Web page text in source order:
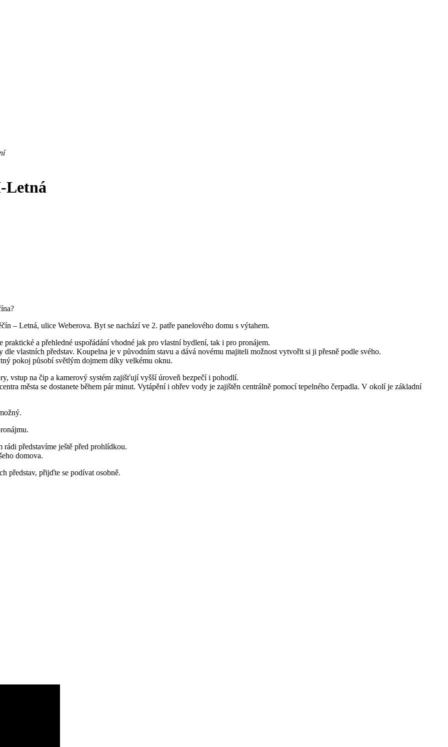
Letná
– Letná, ulice Weberova. Byt se nachází ve 2. patře panelového domu s výtahem.
a přehledné uspořádání vhodné jak pro vlastní bydlení, tak i pro pronájem.
vlastních představ. Koupelna je v původním stavu a dává novému majiteli možnost vytvořit si ji přesně podle svého.
pokoj působí světlým dojmem díky velkému oknu.
vstup na čip a kamerový systém zajišťují vyšší úroveň bezpečí i pohodlí.
města se dostanete během pár minut. Vytápění i ohřev vody je zajištěn centrálně pomocí tepelného čerpadla. V okolí je základní
představíme ještě před prohlídkou.
domova.
představ, přijďte se podívat osobně.